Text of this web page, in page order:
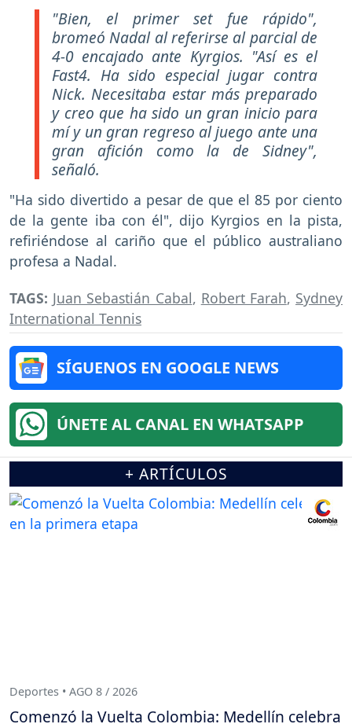
"Bien, el primer set fue rápido",
bromeó Nadal al referirse al parcial de
4-0 encajado ante Kyrgios. "Así es el
Fast4. Ha sido especial jugar contra
Nick. Necesitaba estar más preparado
y creo que ha sido un gran inicio para
mí y un gran regreso al juego ante una
gran afición como la de Sidney",
señaló.
"Ha sido divertido a pesar de que el 85 por ciento
de la gente iba con él", dijo Kyrgios en la pista,
refiriéndose al cariño que el público australiano
profesa a Nadal.
TAGS: Juan Sebastián Cabal, Robert Farah, Sydney
International Tennis
SÍGUENOS EN GOOGLE NEWS
ÚNETE AL CANAL EN WHATSAPP
+ ARTÍCULOS
Deportes • AGO 8 / 2026
Comenzó la Vuelta Colombia: Medellín celebra